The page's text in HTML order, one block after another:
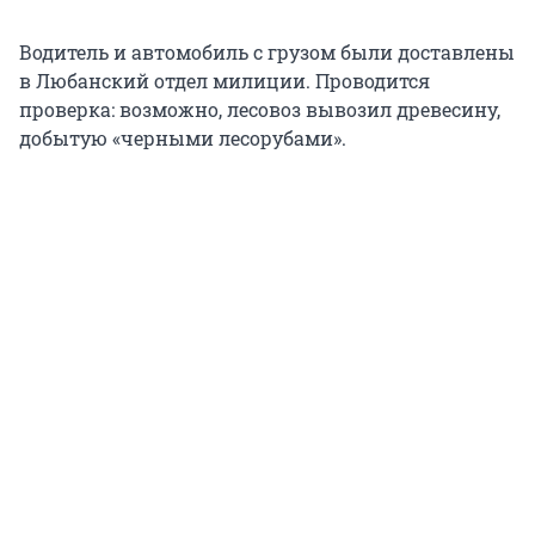
Водитель и автомобиль с грузом были доставлены
в Любанский отдел милиции. Проводится
проверка: возможно, лесовоз вывозил древесину,
добытую «черными лесорубами».